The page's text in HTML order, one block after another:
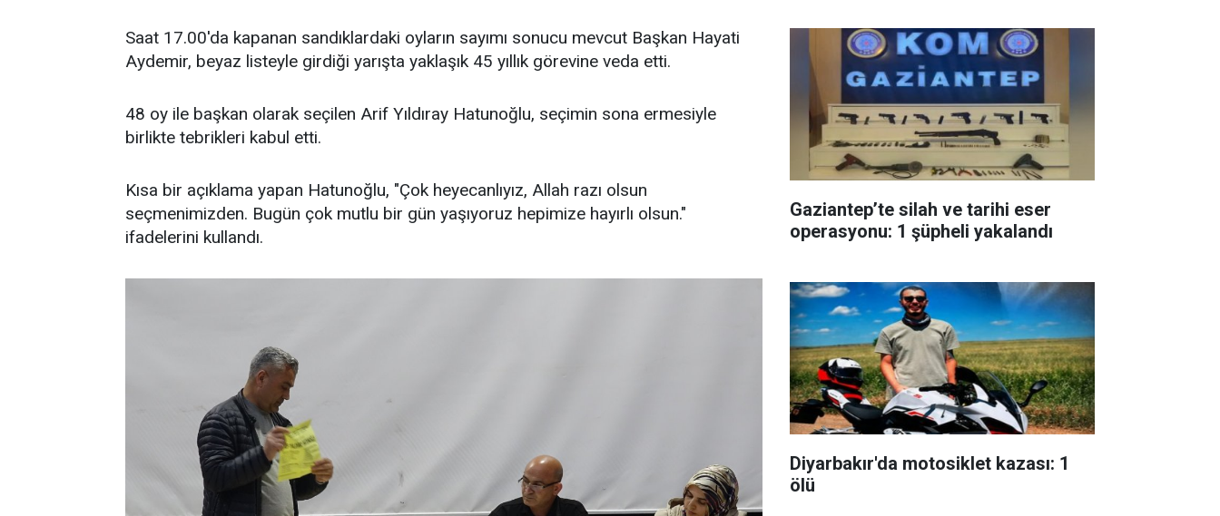
Saat 17.00'da kapanan sandıklardaki oyların sayımı sonucu mevcut Başkan Hayati
Aydemir, beyaz listeyle girdiği yarışta yaklaşık 45 yıllık görevine veda etti.
48 oy ile başkan olarak seçilen Arif Yıldıray Hatunoğlu, seçimin sona ermesiyle
birlikte tebrikleri kabul etti.
Kısa bir açıklama yapan Hatunoğlu, "Çok heyecanlıyız, Allah razı olsun
seçmenimizden. Bugün çok mutlu bir gün yaşıyoruz hepimize hayırlı olsun."
ifadelerini kullandı.
Gaziantep’te silah ve tarihi eser
operasyonu: 1 şüpheli yakalandı
Diyarbakır'da motosiklet kazası: 1
ölü